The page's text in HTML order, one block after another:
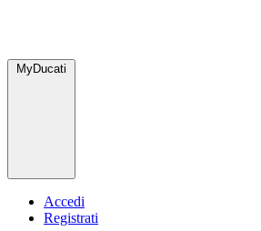
MyDucati
Accedi
Registrati